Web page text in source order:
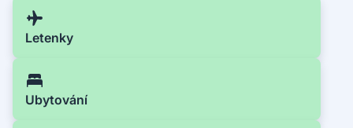
Letenky
Ubytování